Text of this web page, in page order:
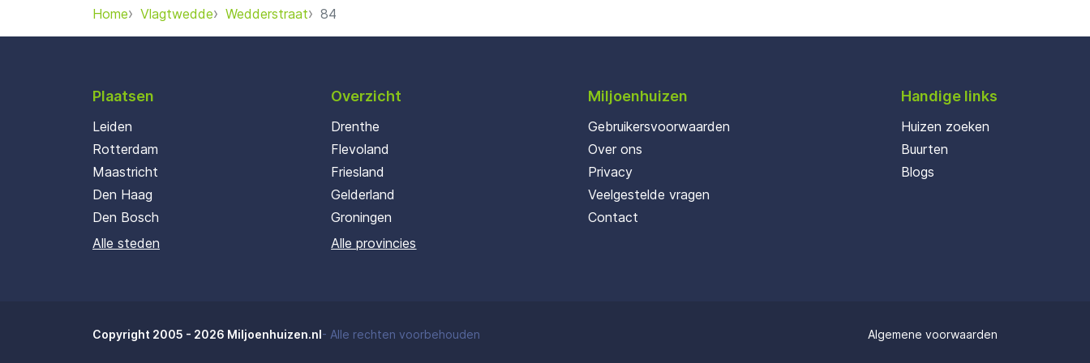
Home Vlagtwedde Wedderstraat 84
Plaatsen
Leiden
Rotterdam
Maastricht
Den Haag
Den Bosch
Alle steden
Overzicht
Drenthe
Flevoland
Friesland
Gelderland
Groningen
Alle provincies
Miljoenhuizen
Gebruikersvoorwaarden
Over ons
Privacy
Veelgestelde vragen
Contact
Handige links
Huizen zoeken
Buurten
Blogs
Copyright 2005 - 2026 Miljoenhuizen.nl- Alle rechten voorbehouden Algemene voorwaarden